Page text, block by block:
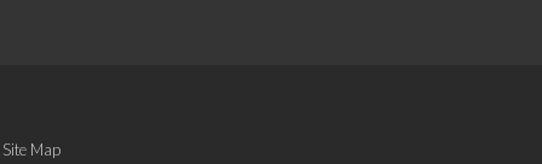
Site Map